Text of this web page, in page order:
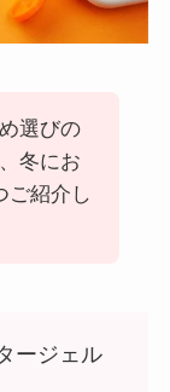
選びの
冬にお
ご紹介し
ージェル